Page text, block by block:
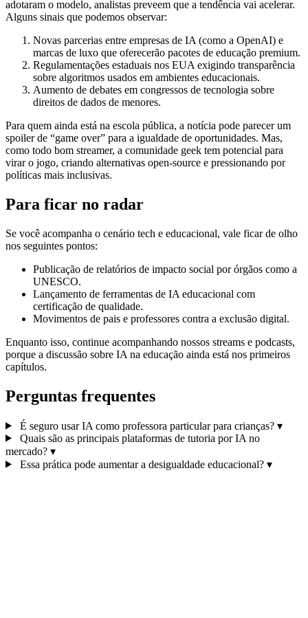
adotaram o modelo, analistas preveem que a tendência vai acelerar.
Alguns sinais que podemos observar:
Novas parcerias entre empresas de IA (como a OpenAI) e
marcas de luxo que oferecerão pacotes de educação premium.
Regulamentações estaduais nos EUA exigindo transparência
sobre algoritmos usados em ambientes educacionais.
Aumento de debates em congressos de tecnologia sobre
direitos de dados de menores.
Para quem ainda está na escola pública, a notícia pode parecer um
spoiler de “game over” para a igualdade de oportunidades. Mas,
como todo bom streamer, a comunidade geek tem potencial para
virar o jogo, criando alternativas open‑source e pressionando por
políticas mais inclusivas.
Para ficar no radar
Se você acompanha o cenário tech e educacional, vale ficar de olho
nos seguintes pontos:
Publicação de relatórios de impacto social por órgãos como a
UNESCO.
Lançamento de ferramentas de IA educacional com
certificação de qualidade.
Movimentos de pais e professores contra a exclusão digital.
Enquanto isso, continue acompanhando nossos streams e podcasts,
porque a discussão sobre IA na educação ainda está nos primeiros
capítulos.
Perguntas frequentes
É seguro usar IA como professora particular para crianças? ▾
Quais são as principais plataformas de tutoria por IA no
mercado? ▾
Essa prática pode aumentar a desigualdade educacional? ▾